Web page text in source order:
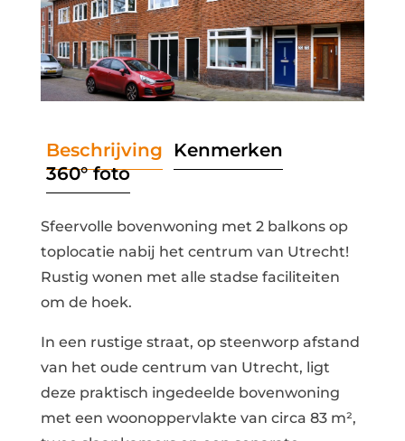
Beschrijving Kenmerken
360° foto
Sfeervolle bovenwoning met 2 balkons op
toplocatie nabij het centrum van Utrecht!
Rustig wonen met alle stadse faciliteiten
om de hoek.
In een rustige straat, op steenworp afstand
van het oude centrum van Utrecht, ligt
deze praktisch ingedeelde bovenwoning
met een woonoppervlakte van circa 83 m²,